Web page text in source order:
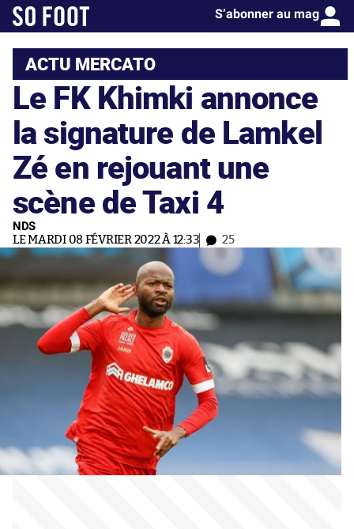
S’abonner au mag
ACTU MERCATO
Le FK Khimki annonce
la signature de Lamkel
Zé en rejouant une
scène de Taxi 4
NDS
LE MARDI 08 FÉVRIER 2022 À 12:33 25